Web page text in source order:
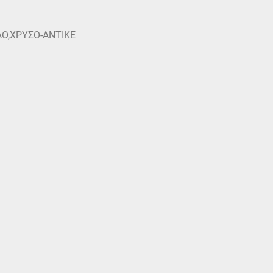
ΑΝΤΙΚΕ